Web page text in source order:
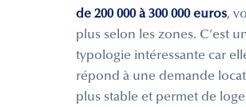
de 200 000 à 300 000 euros,
plus selon les zones. C’est
typologie intéressante car
répond à une demande
plus stable et permet de